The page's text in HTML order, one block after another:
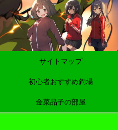
サイトマップ
初心者おすすめ釣場
金菜品子の部屋